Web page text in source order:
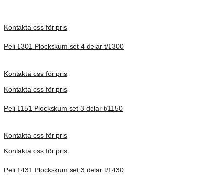
Kontakta oss för pris
Peli 1301 Plockskum set 4 delar t/1300
Kontakta oss för pris
Kontakta oss för pris
Peli 1151 Plockskum set 3 delar t/1150
Kontakta oss för pris
Kontakta oss för pris
Peli 1431 Plockskum set 3 delar t/1430